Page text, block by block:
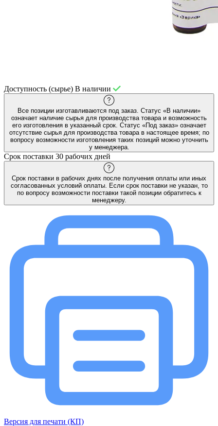
Доступность (сырье) В наличии
Все позиции изготавливаются под заказ. Статус «В наличии»
означает наличие сырья для производства товара и возможность
его изготовления в указанный срок. Статус «Под заказ» означает
отсутствие сырья для производства товара в настоящее время; по
вопросу возможности изготовления таких позиций можно уточнить
у менеджера.
Срок поставки 30 рабочих дней
Срок поставки в рабочих днях после получения оплаты или иных
согласованных условий оплаты. Если срок поставки не указан, то
по вопросу возможности поставки такой позиции обратитесь к
менеджеру.
Версия для печати (КП)